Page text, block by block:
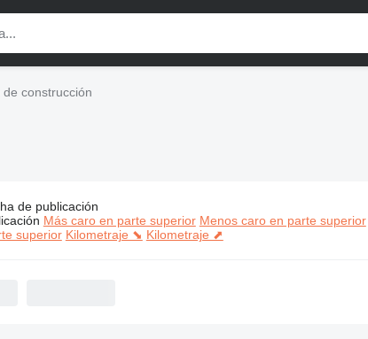
construcción
Probst maquinaria de construcción
de publicación
Más caro en parte superior Menos caro en parte superior
superior Kilometraje ⬊ Kilometraje ⬈